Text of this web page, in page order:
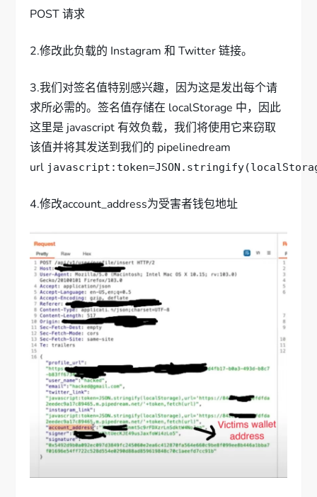
POST 请求
2.修改此负载的 Instagram 和 Twitter 链接。
3.我们对签名值特别感兴趣，因为这是发出每个请
求所必需的。签名值存储在 localStorage 中，因此
这里是 javascript 有效负载，我们将使用它来窃取
该值并将其发送到我们的 pipelinedream
url
4.修改account_address为受害者钱包地址